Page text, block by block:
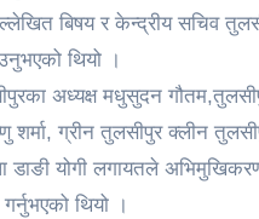
बिषय र केन्द्रीय सचिव
थियो ।
अध्यक्ष मधुसुदन
शर्मा, ग्रीन तुलसीपुर क्लीन
डाङी योगी लगायतले
थियो ।